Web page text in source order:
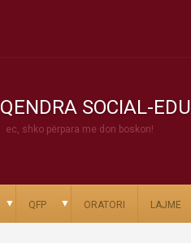
QENDRA SOCIAL-
ec, shko përpara me don boskon!
▼ QFP ▼ ORATORI LAJME